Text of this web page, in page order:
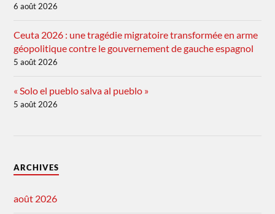
6 août 2026
Ceuta 2026 : une tragédie migratoire transformée en arme
géopolitique contre le gouvernement de gauche espagnol
5 août 2026
« Solo el pueblo salva al pueblo »
5 août 2026
ARCHIVES
août 2026